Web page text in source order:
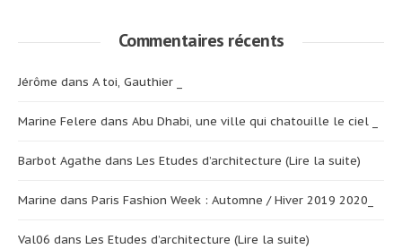
Commentaires récents
Jérôme dans A toi, Gauthier _
Marine Felere dans Abu Dhabi, une ville qui chatouille le ciel _
Barbot Agathe dans Les Etudes d’architecture (Lire la suite)
Marine dans Paris Fashion Week : Automne / Hiver 2019 2020_
Val06 dans Les Etudes d’architecture (Lire la suite)